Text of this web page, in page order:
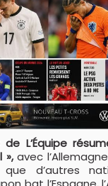
»,avec
d’autres